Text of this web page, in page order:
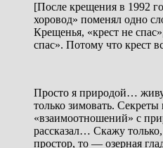
[После крещения в 1992
хоровод» поменял одно
Крещенья, «крест не
спас». Потому что крест
Просто я природой…
только зимовать.
«взаимоотношений» с
рассказал… Скажу
простор, то — озерная